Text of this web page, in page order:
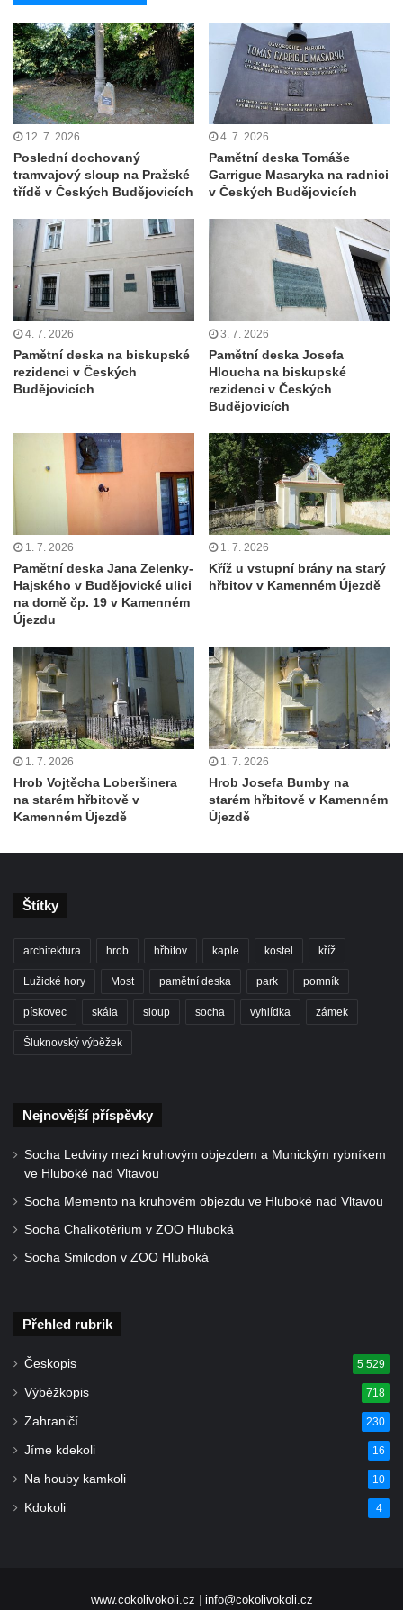
Socha Nepokořený v parku Rumburské
vzpoury v Rumburku
Pamětní deska obětem holokaustu u
židovského hřbitova v Kovanicích
úřadě v Kovanicích
Pomník obětem 1. světové války v
Kovanicích
Pomník obětem válek v Kněževsi
Pamětní deska Rudé armádě na radnici v
Trutnově
Pomník obětem koncentračního tábora na
hřbitově v Rychnově u Jablonce nad Nisou
Pomník pracovního nasazení vězňů
koncentračního tábora v Tovární ulici v
Kenotaf Alfreda Langa na hřbitově v Krásné
u Pěnčína
Kenotaf Emila Posselta na hřbitově v
Krásné u Pěnčína
Krásné u Pěnčína
Hřbitovní kaple rodiny Fiedler na hřbitově v
Kenotaf Franze Ruseho na hřbitově v
Teplicích nad Metují
Pomník obětem 2. světové války na hřbitově
v Teplicích nad Metují
Hrob Waltera Hilleho na hřbitově ve Vlčí
Hoře
Kenotaf Oskara Ringelhana na hřbitově v
Hrob Wendelina Janiche na hřbitově v
Benešově nad Ploučnicí
Hrob Franze Wünsche na hřbitově v
Pamětní desky obětem 1. světové války v
kapli Panny Marie Bolestné v Benešově
Šumburk nad Desnou v Tanvaldu
Hrob sovětských dětí na hřbitově Šumburk
nad Desnou v Tanvaldu
Pomník prvního a druhého odboje v
Tanvaldu
Kenotaf Josefa Staritze na hřbitově ve
12. 7. 2026
Poslední dochovaný
tramvajový sloup na Pražské
třídě v Českých Budějovicích
4. 7. 2026
Pamětní deska Tomáše
Garrigue Masaryka na radnici
v Českých Budějovicích
4. 7. 2026
Pamětní deska na biskupské
rezidenci v Českých
Budějovicích
3. 7. 2026
Pamětní deska Josefa
Hloucha na biskupské
rezidenci v Českých
Budějovicích
1. 7. 2026
Pamětní deska Jana Zelenky-
Hajského v Budějovické ulici
na domě čp. 19 v Kamenném
Újezdu
1. 7. 2026
Kříž u vstupní brány na starý
hřbitov v Kamenném Újezdě
1. 7. 2026
Hrob Vojtěcha Loberšinera
na starém hřbitově v
Kamenném Újezdě
1. 7. 2026
Hrob Josefa Bumby na
starém hřbitově v Kamenném
Újezdě
Štítky
architektura hrob hřbitov kaple kostel kříž
Lužické hory Most pamětní deska park pomník
pískovec skála sloup socha vyhlídka zámek
Šluknovský výběžek
Nejnovější příspěvky
Socha Ledviny mezi kruhovým objezdem a Munickým rybníkem
ve Hluboké nad Vltavou
Socha Memento na kruhovém objezdu ve Hluboké nad Vltavou
Socha Chalikotérium v ZOO Hluboká
Socha Smilodon v ZOO Hluboká
Přehled rubrik
Českopis 5 529
Výběžkopis 718
Zahraničí 230
Jíme kdekoli 16
Na houby kamkoli 10
Kdokoli 4
www.cokolivokoli.cz | info@cokolivokoli.cz